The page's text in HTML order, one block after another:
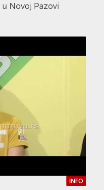
Novoj Pazovi
INFO